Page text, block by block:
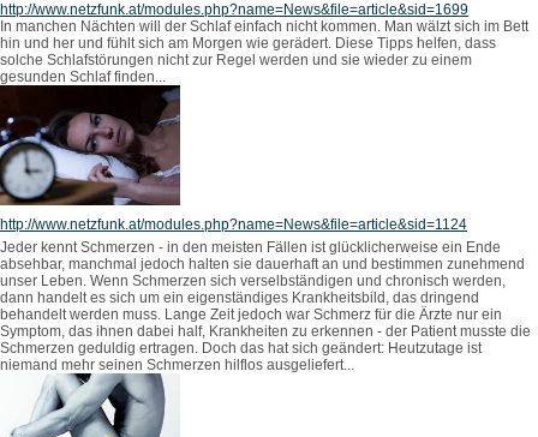
http://www.netzfunk.at/modules.php?name=News&file=article&sid=1699
In manchen Nächten will der Schlaf einfach nicht kommen. Man wälzt sich im Bett
hin und her und fühlt sich am Morgen wie gerädert. Diese Tipps helfen, dass
solche Schlafstörungen nicht zur Regel werden und sie wieder zu einem
gesunden Schlaf finden...
http://www.netzfunk.at/modules.php?name=News&file=article&sid=1124
Jeder kennt Schmerzen - in den meisten Fällen ist glücklicherweise ein Ende
absehbar, manchmal jedoch halten sie dauerhaft an und bestimmen zunehmend
unser Leben. Wenn Schmerzen sich verselbständigen und chronisch werden,
dann handelt es sich um ein eigenständiges Krankheitsbild, das dringend
behandelt werden muss. Lange Zeit jedoch war Schmerz für die Ärzte nur ein
Symptom, das ihnen dabei half, Krankheiten zu erkennen - der Patient musste die
Schmerzen geduldig ertragen. Doch das hat sich geändert: Heutzutage ist
niemand mehr seinen Schmerzen hilflos ausgeliefert...